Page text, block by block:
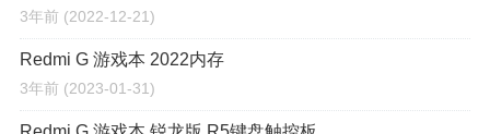
3年前 (2022-12-21)
Redmi G 游戏本 2022内存
3年前 (2023-01-31)